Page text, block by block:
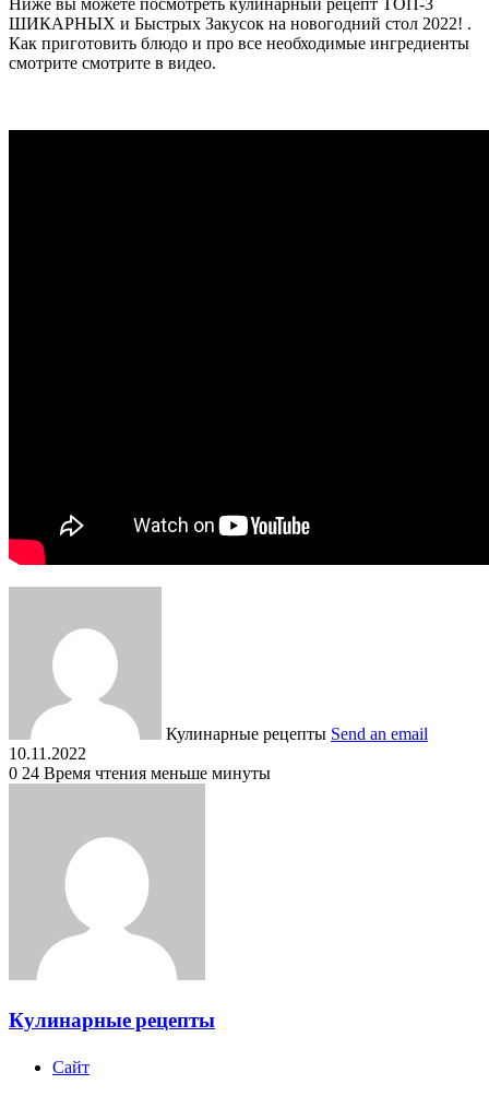
ШИКАРНЫХ и Быстрых Закусок на новогодний стол 2022! .
Как приготовить блюдо и про все необходимые ингредиенты
смотрите смотрите в видео.
Кулинарные рецепты Send an email
10.11.2022
0 24 Время чтения меньше минуты
Кулинарные рецепты
Сайт